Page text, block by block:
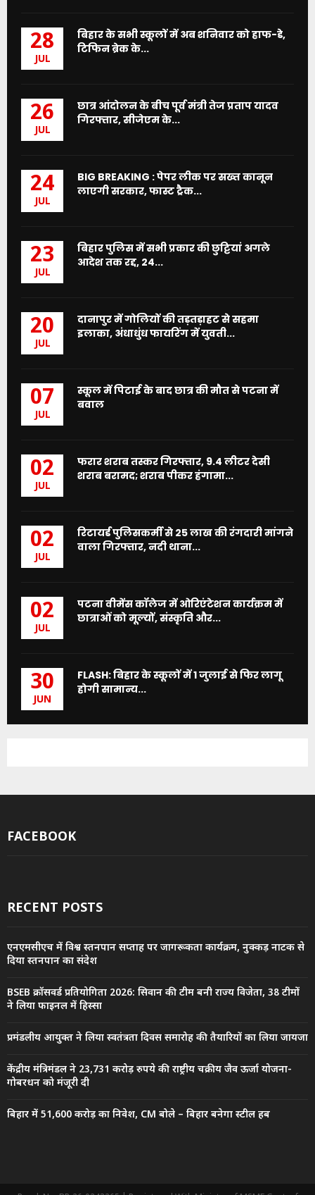
28
JUL
बिहार के सभी स्कूलों में अब शनिवार को हाफ-डे,
टिफिन ब्रेक के...
26
JUL
छात्र आंदोलन के बीच पूर्व मंत्री तेज प्रताप यादव
गिरफ्तार, सीजेएम के...
24
JUL
BIG BREAKING : पेपर लीक पर सख्त कानून
लाएगी सरकार, फास्ट ट्रैक...
23
JUL
बिहार पुलिस में सभी प्रकार की छुट्टियां अगले
आदेश तक रद्द, 24...
20
JUL
दानापुर में गोलियों की तड़तड़ाहट से सहमा
इलाका, अंधाधुंध फायरिंग में युवती...
07
JUL
स्कूल में पिटाई के बाद छात्र की मौत से पटना में
बवाल
02
JUL
फरार शराब तस्कर गिरफ्तार, 9.4 लीटर देसी
शराब बरामद; शराब पीकर हंगामा...
02
JUL
रिटायर्ड पुलिसकर्मी से 25 लाख की रंगदारी मांगने
वाला गिरफ्तार, नदी थाना...
02
JUL
पटना वीमेंस कॉलेज में ओरिएंटेशन कार्यक्रम में
छात्राओं को मूल्यों, संस्कृति और...
30
JUN
FLASH: बिहार के स्कूलों में 1 जुलाई से फिर लागू
होगी सामान्य...
FACEBOOK
RECENT POSTS
एनएमसीएच में विश्व स्तनपान सप्ताह पर जागरूकता कार्यक्रम, नुक्कड़ नाटक से
दिया स्तनपान का संदेश
BSEB क्रॉसवर्ड प्रतियोगिता 2026: सिवान की टीम बनी राज्य विजेता, 38 टीमों
ने लिया फाइनल में हिस्सा
प्रमंडलीय आयुक्त ने लिया स्वतंत्रता दिवस समारोह की तैयारियों का लिया जायजा
केंद्रीय मंत्रिमंडल ने 23,731 करोड़ रुपये की राष्ट्रीय चक्रीय जैव ऊर्जा योजना-
गोबरधन को मंजूरी दी
बिहार में 51,600 करोड़ का निवेश, CM बोले – बिहार बनेगा स्टील हब